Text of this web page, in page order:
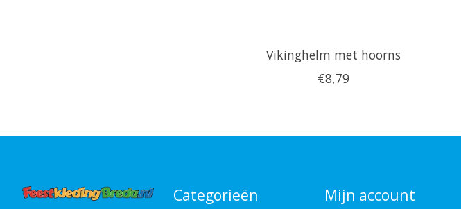
Vikinghelm met hoorns
€8,79
Categorieën Mijn account